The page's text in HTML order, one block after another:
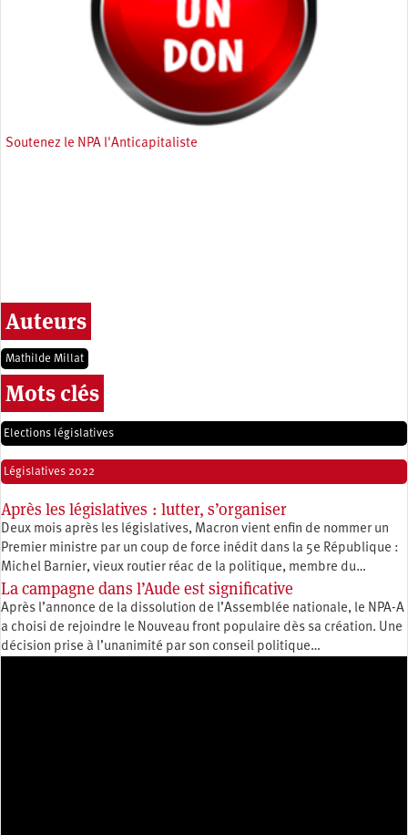
Soutenez le NPA l'Anticapitaliste
Auteurs
Mathilde Millat
Mots clés
Elections législatives
Législatives 2022
Après les législatives : lutter, s’organiser
Deux mois après les législatives, Macron vient enfin de nommer un
Premier ministre par un coup de force inédit dans la 5e République :
Michel Barnier, vieux routier réac de la politique, membre du…
La campagne dans l’Aude est significative
Après l’annonce de la dissolution de l’Assemblée nationale, le NPA-A
a choisi de rejoindre le Nouveau front populaire dès sa création. Une
décision prise à l’unanimité par son conseil politique…